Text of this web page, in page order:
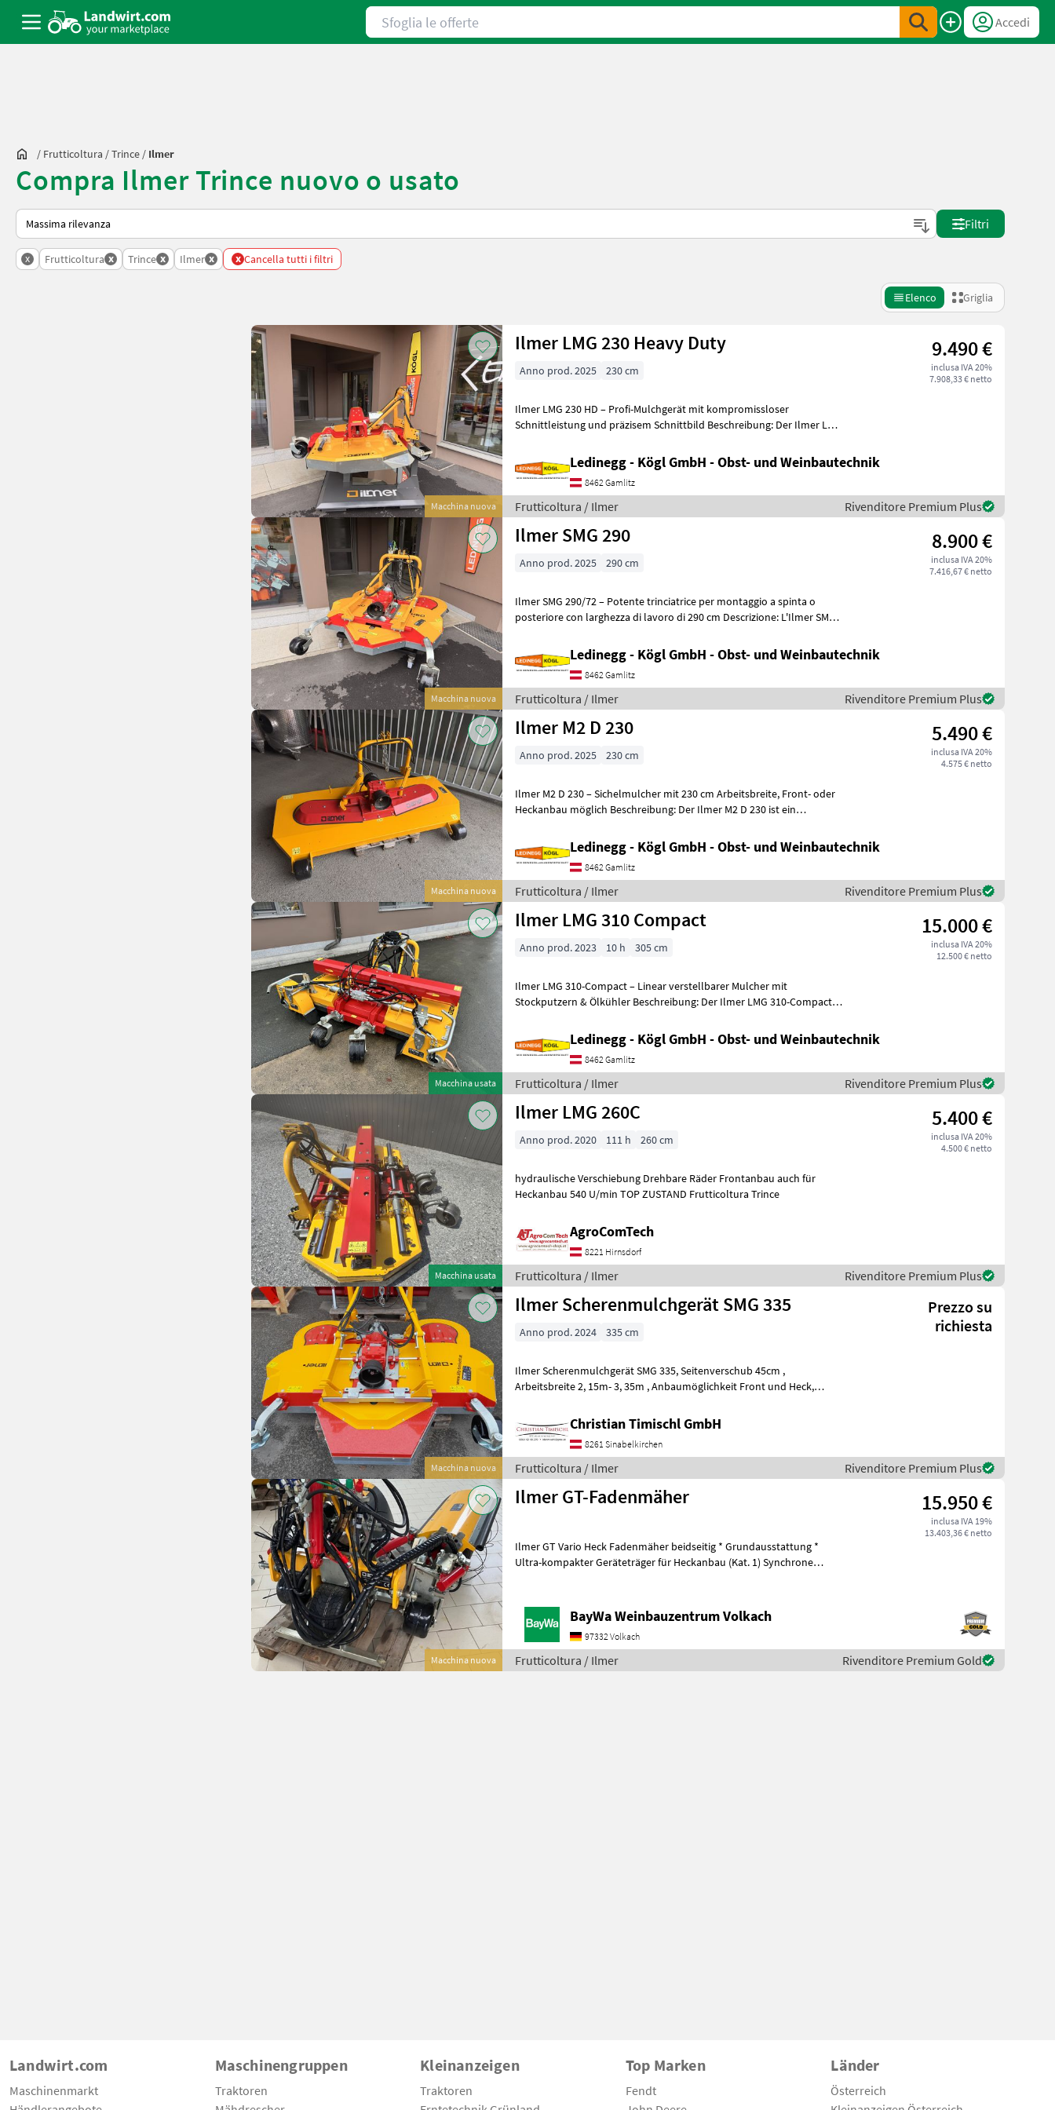
Sfoglia le offerte
Accedi
/ Frutticoltura /Trince / Ilmer
Compra Ilmer Trince nuovo o usato
Ecco come viene ordinato su Landwirt.com
Filtri
x Frutticoltura x Trince x Ilmer x x Cancella tutti i filtri
Elenco Griglia
Macchina nuova
Ilmer LMG 230 Heavy Duty 9.490 €
inclusa IVA 20%
7.908,33 € netto
Anno prod. 2025 230 cm
Ilmer LMG 230 HD – Profi-Mulchgerät mit kompromissloser
Schnittleistung und präzisem Schnittbild Beschreibung: Der Ilmer LMG
Ledinegg - Kögl GmbH - Obst- und Weinbautechnik
8462 Gamlitz
Frutticoltura / Ilmer Rivenditore Premium Plus
Macchina nuova
Ilmer SMG 290 8.900 €
inclusa IVA 20%
7.416,67 € netto
Anno prod. 2025 290 cm
Ilmer SMG 290/72 – Potente trinciatrice per montaggio a spinta o
posteriore con larghezza di lavoro di 290 cm Descrizione: L'Ilmer SMG
Ledinegg - Kögl GmbH - Obst- und Weinbautechnik
8462 Gamlitz
Frutticoltura / Ilmer Rivenditore Premium Plus
Macchina nuova
Ilmer M2 D 230 5.490 €
inclusa IVA 20%
4.575 € netto
Anno prod. 2025 230 cm
Ilmer M2 D 230 – Sichelmulcher mit 230 cm Arbeitsbreite, Front- oder
Heckanbau möglich Beschreibung: Der Ilmer M2 D 230 ist ein
Ledinegg - Kögl GmbH - Obst- und Weinbautechnik
8462 Gamlitz
Frutticoltura / Ilmer Rivenditore Premium Plus
Macchina usata
Ilmer LMG 310 Compact 15.000 €
inclusa IVA 20%
12.500 € netto
Anno prod. 2023 10 h 305 cm
Ilmer LMG 310-Compact – Linear verstellbarer Mulcher mit
Stockputzern & Ölkühler Beschreibung: Der Ilmer LMG 310-Compact
Ledinegg - Kögl GmbH - Obst- und Weinbautechnik
8462 Gamlitz
Frutticoltura / Ilmer Rivenditore Premium Plus
Macchina usata
Ilmer LMG 260C 5.400 €
inclusa IVA 20%
4.500 € netto
Anno prod. 2020 111 h 260 cm
hydraulische Verschiebung Drehbare Räder Frontanbau auch für
Heckanbau 540 U/min TOP ZUSTAND Frutticoltura Trince
AgroComTech
8221 Hirnsdorf
Frutticoltura / Ilmer Rivenditore Premium Plus
Macchina nuova
Ilmer Scherenmulchgerät SMG 335
Prezzo su
richiesta
Anno prod. 2024 335 cm
Ilmer Scherenmulchgerät SMG 335, Seitenverschub 45cm ,
Arbeitsbreite 2, 15m- 3, 35m , Anbaumöglichkeit Front und Heck,
Christian Timischl GmbH
8261 Sinabelkirchen
Frutticoltura / Ilmer Rivenditore Premium Plus
Macchina nuova
Ilmer GT-Fadenmäher 15.950 €
inclusa IVA 19%
13.403,36 € netto
Ilmer GT Vario Heck Fadenmäher beidseitig * Grundausstattung *
Ultra-kompakter Geräteträger für Heckanbau (Kat. 1) Synchrone
BayWa Weinbauzentrum Volkach
97332 Volkach
Frutticoltura / Ilmer Rivenditore Premium Gold
Landwirt.com
Maschinenmarkt
Maschinengruppen
Traktoren
Kleinanzeigen
Traktoren
Top Marken
Fendt
Länder
Österreich